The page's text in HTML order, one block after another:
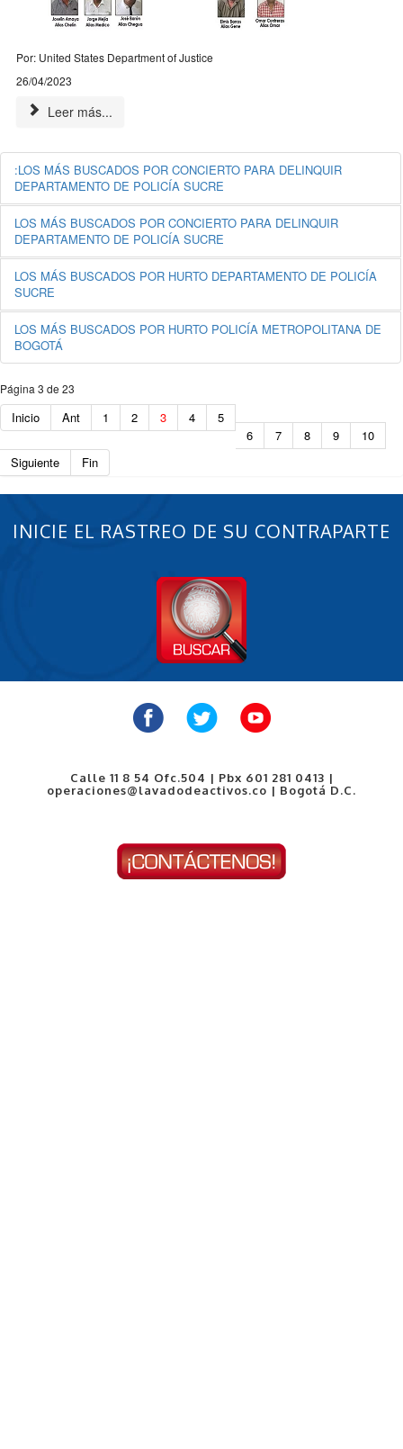
Por: United States Department of Justice
26/04/2023
Leer más...
:LOS MÁS BUSCADOS POR CONCIERTO PARA DELINQUIR
DEPARTAMENTO DE POLICÍA SUCRE
LOS MÁS BUSCADOS POR CONCIERTO PARA DELINQUIR
DEPARTAMENTO DE POLICÍA SUCRE
LOS MÁS BUSCADOS POR HURTO DEPARTAMENTO DE POLICÍA
SUCRE
LOS MÁS BUSCADOS POR HURTO POLICÍA METROPOLITANA DE
BOGOTÁ
Página 3 de 23
Inicio Ant 1 2 3 4
5
6
7 8 9
10
Siguiente
Fin
INICIE EL RASTREO DE SU CONTRAPARTE
Calle 11 8 54 Ofc.504 | Pbx 601 281 0413 |
operaciones@lavadodeactivos.co | Bogotá D.C.